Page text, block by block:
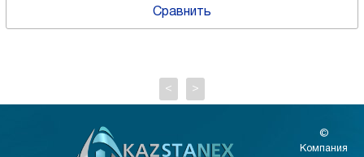
Сравнить
< >
©
Компания